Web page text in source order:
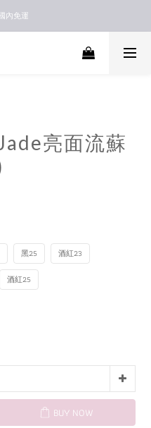
付配送
內免運
付配送
亮面流蘇
黑25 酒紅23
酒紅25
BUY NOW